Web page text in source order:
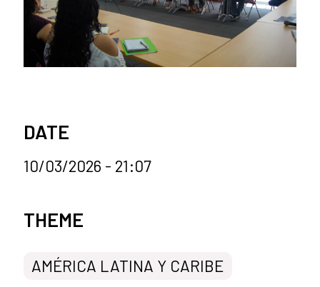
DATE
10/03/2026 - 21:07
News categories
THEME
AMÉRICA LATINA Y CARIBE